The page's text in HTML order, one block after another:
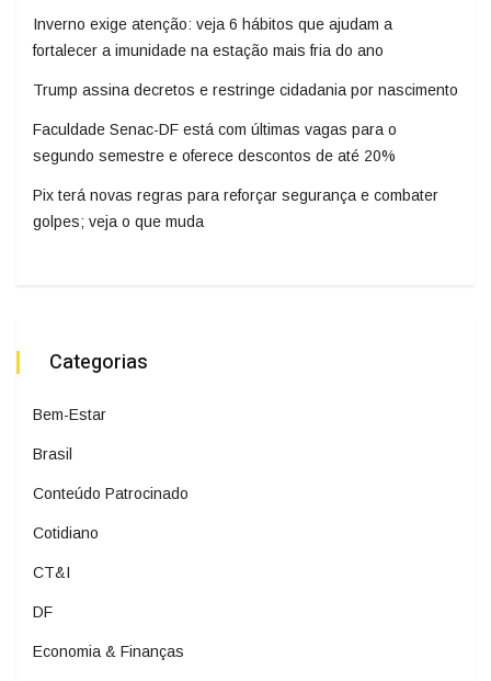
Inverno exige atenção: veja 6 hábitos que ajudam a
fortalecer a imunidade na estação mais fria do ano
Trump assina decretos e restringe cidadania por nascimento
Faculdade Senac-DF está com últimas vagas para o
segundo semestre e oferece descontos de até 20%
Pix terá novas regras para reforçar segurança e combater
golpes; veja o que muda
Categorias
Bem-Estar
Brasil
Conteúdo Patrocinado
Cotidiano
CT&I
DF
Economia & Finanças